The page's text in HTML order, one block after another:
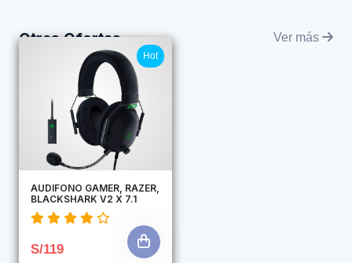
Otras Ofertas Ver más
Hot
AUDIFONO GAMER, RAZER,
BLACKSHARK V2 X 7.1
S/119